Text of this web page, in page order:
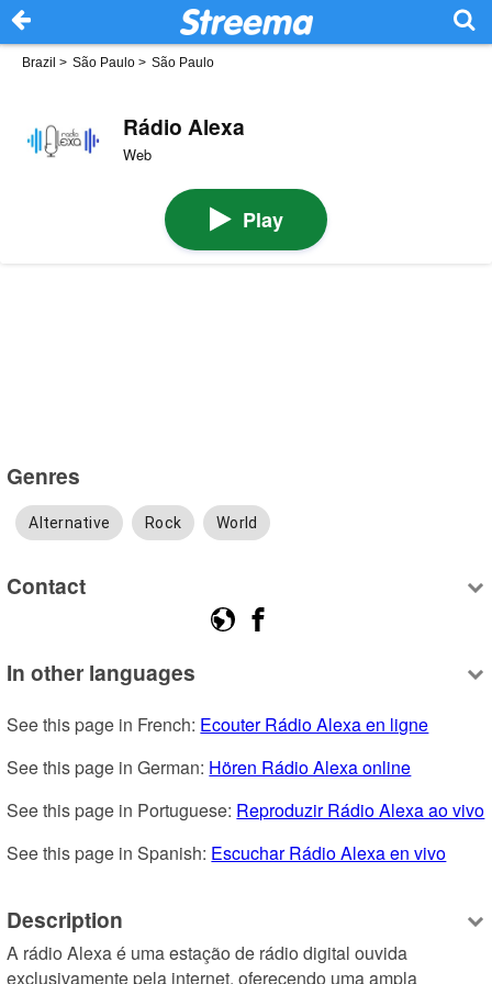
Brazil > São Paulo > São Paulo
Rádio Alexa
Web
Play
Genres
Alternative Rock World
Contact
In other languages
See this page in French: Ecouter Rádio Alexa en ligne
See this page in German: Hören Rádio Alexa online
See this page in Portuguese: Reproduzir Rádio Alexa ao vivo
See this page in Spanish: Escuchar Rádio Alexa en vivo
Description
A rádio Alexa é uma estação de rádio digital ouvida
exclusivamente pela internet, oferecendo uma ampla